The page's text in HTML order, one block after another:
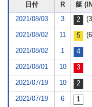
日付 R 艇
2021/08/03
3
2021/08/02 11
2021/08/02 1
2021/08/01 10
2021/07/19 10
2021/07/19 6